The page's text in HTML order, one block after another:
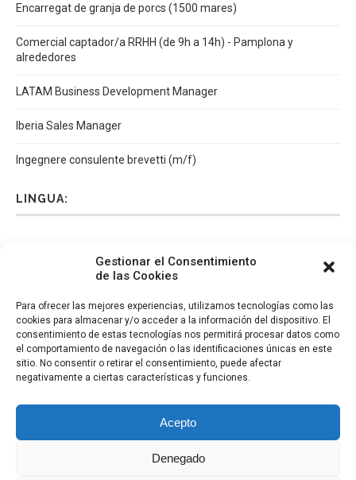
Gestionar el Consentimiento
de las Cookies
Para ofrecer las mejores experiencias, utilizamos tecnologías como las
cookies para almacenar y/o acceder a la información del dispositivo. El
consentimiento de estas tecnologías nos permitirá procesar datos como
el comportamiento de navegación o las identificaciones únicas en este
sitio. No consentir o retirar el consentimiento, puede afectar
negativamente a ciertas características y funciones.
Acepto
Denegado
Encarregat de granja de porcs (1500 mares)
Comercial captador/a RRHH (de 9h a 14h) - Pamplona y
alrededores
LATAM Business Development Manager
Iberia Sales Manager
Ingegnere consulente brevetti (m/f)
LINGUA: